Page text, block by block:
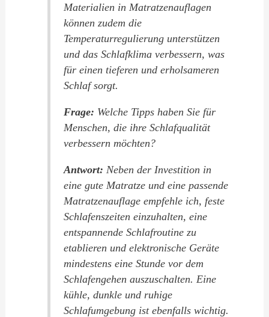
Materialien in Matratzenauflagen
können zudem die
Temperaturregulierung unterstützen
und das Schlafklima verbessern, was
für einen tieferen und erholsameren
Schlaf sorgt.
Frage: Welche Tipps haben Sie für
Menschen, die ihre Schlafqualität
verbessern möchten?
Antwort: Neben der Investition in
eine gute Matratze und eine passende
Matratzenauflage empfehle ich, feste
Schlafenszeiten einzuhalten, eine
entspannende Schlafroutine zu
etablieren und elektronische Geräte
mindestens eine Stunde vor dem
Schlafengehen auszuschalten. Eine
kühle, dunkle und ruhige
Schlafumgebung ist ebenfalls wichtig.